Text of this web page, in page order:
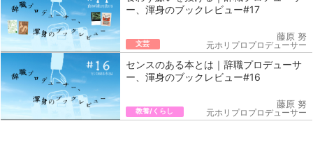
ー、渾身のブックレビュー#17
文芸
藤原 努
元ホリプロプロデューサー
センスのある本とは｜辞職プロデューサ
ー、渾身のブックレビュー#16
教養/くらし
藤原 努
元ホリプロプロデューサー